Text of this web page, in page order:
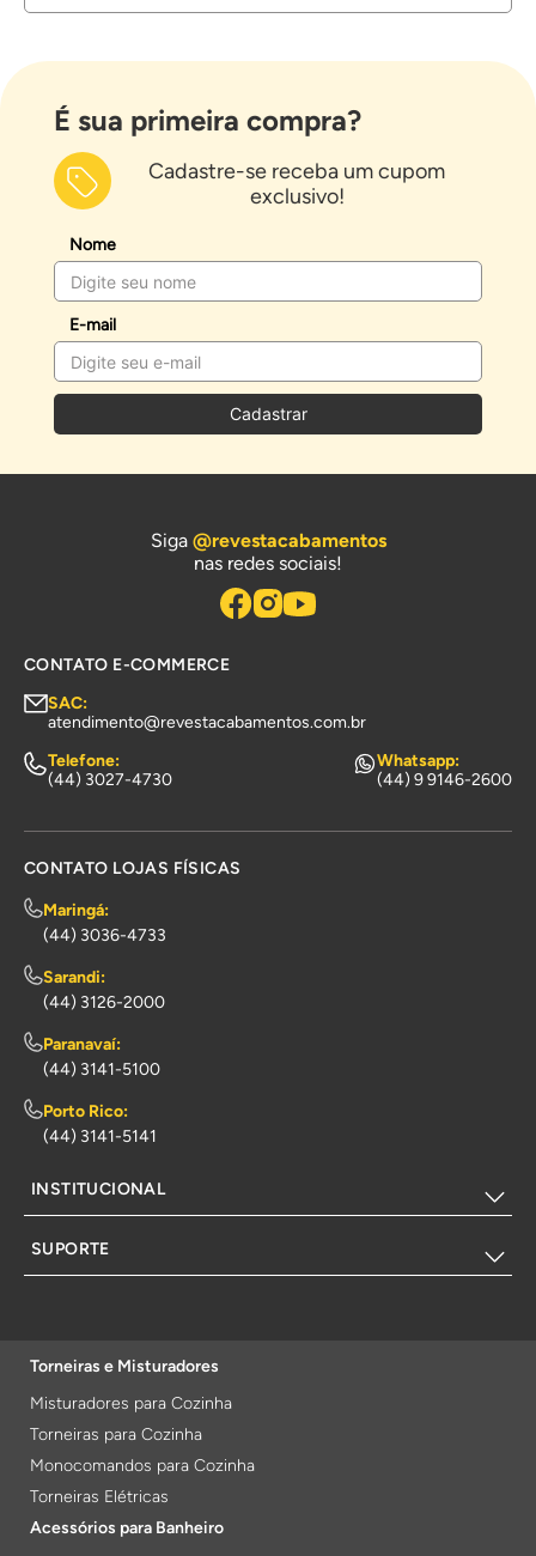
É sua primeira compra?
Cadastre-se receba um cupom
exclusivo!
Nome
E-mail
Cadastrar
Siga @revestacabamentos
nas redes sociais!
CONTATO E-COMMERCE
SAC:
atendimento@revestacabamentos.com.br
Telefone:
(44) 3027-4730
Whatsapp:
(44) 9 9146-2600
CONTATO LOJAS FÍSICAS
Maringá:
(44) 3036-4733
Sarandi:
(44) 3126-2000
Paranavaí:
(44) 3141-5100
Porto Rico:
(44) 3141-5141
INSTITUCIONAL
SUPORTE
Torneiras e Misturadores
Misturadores para Cozinha
Torneiras para Cozinha
Monocomandos para Cozinha
Torneiras Elétricas
Acessórios para Banheiro